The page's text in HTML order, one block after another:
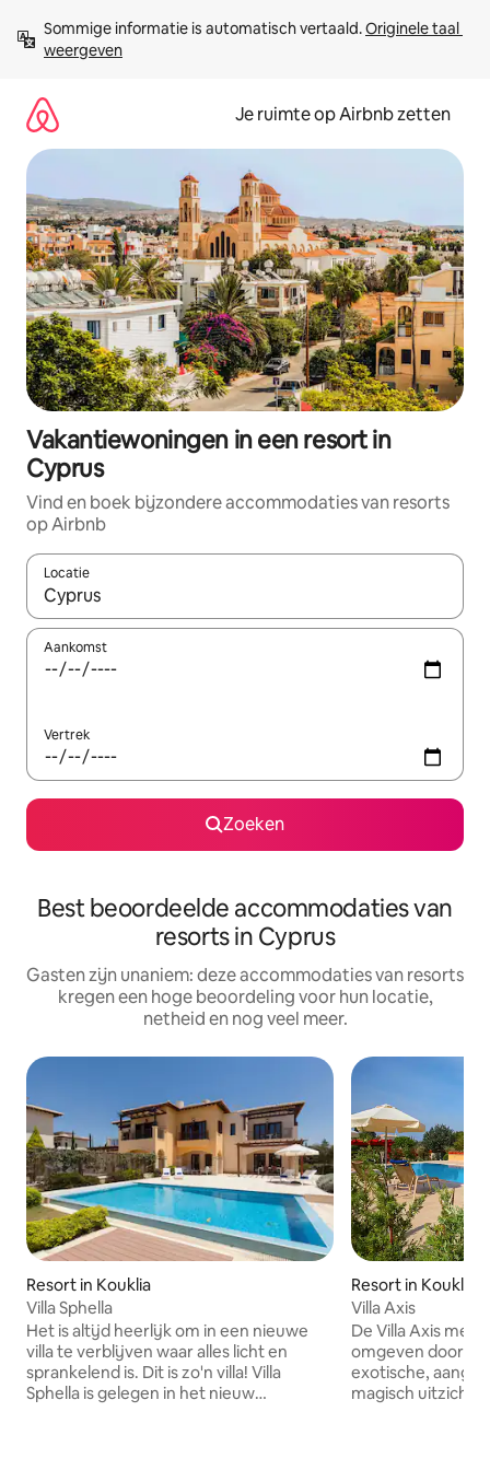
direct
naar
Sommige informatie is automatisch vertaald. Originele taal
weergeven
Je ruimte op Airbnb zetten
Vakantiewoningen in een resort in
Cyprus
Vind en boek bijzondere accommodaties van resorts
op Airbnb
Locatie
Wanneer er suggesties beschikbaar zijn, maak je een keuze
Aankomst
Vertrek
Zoeken
Best beoordeelde accommodaties van
resorts in Cyprus
Gasten zijn unaniem: deze accommodaties van resorts
kregen een hoge beoordeling voor hun locatie,
netheid en nog veel meer.
Resort in Kouklia
Villa Sphella
Het is altijd heerlijk om in een nieuwe
villa te verblijven waar alles licht en
sprankelend is. Dit is zo'n villa! Villa
Sphella is gelegen in het nieuw
Resort in Kouklia
Villa Axis
De Villa Axis met
omgeven door
exotische,
magisch uitzicht